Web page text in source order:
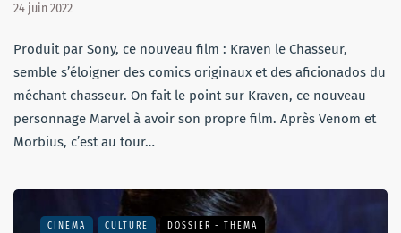
24 juin 2022
Produit par Sony, ce nouveau film : Kraven le Chasseur,
semble s’éloigner des comics originaux et des aficionados du
méchant chasseur. On fait le point sur Kraven, ce nouveau
personnage Marvel à avoir son propre film. Après Venom et
Morbius, c’est au tour…
CINÉMA CULTURE DOSSIER - THEMA